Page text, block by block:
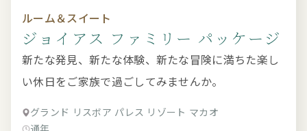
ルーム＆スイート
ジョイアス ファミリー パッケージ
新たな発見、新たな体験、新たな冒険に満ちた楽し
い休日をご家族で過ごしてみませんか。
グランド リスボア パレス リゾート マカオ